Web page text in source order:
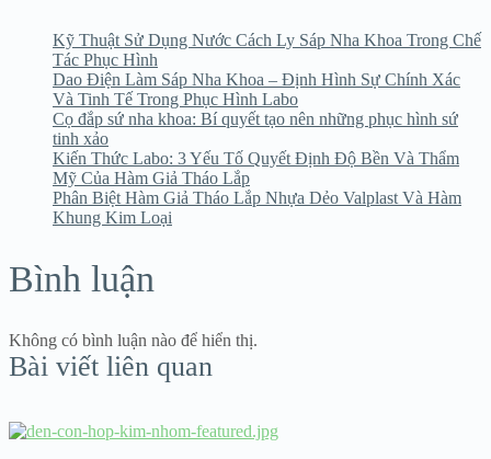
Kỹ Thuật Sử Dụng Nước Cách Ly Sáp Nha Khoa Trong Chế
Tác Phục Hình
Dao Điện Làm Sáp Nha Khoa – Định Hình Sự Chính Xác
Và Tinh Tế Trong Phục Hình Labo
Cọ đắp sứ nha khoa: Bí quyết tạo nên những phục hình sứ
tinh xảo
Kiến Thức Labo: 3 Yếu Tố Quyết Định Độ Bền Và Thẩm
Mỹ Của Hàm Giả Tháo Lắp
Phân Biệt Hàm Giả Tháo Lắp Nhựa Dẻo Valplast Và Hàm
Khung Kim Loại
Bình luận
Không có bình luận nào để hiển thị.
Bài viết liên quan